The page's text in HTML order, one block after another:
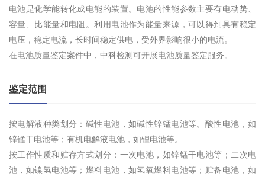
电池是化学能转化成电能的装置。电池的性能参数主要有电动势、
容量、比能量和电阻。利用电池作为能量来源，可以得到具有稳定
电压，稳定电流，长时间稳定供电，受外界影响很小的电流。
在电池质量鉴定案件中，中科检测可开展电池质量鉴定服务。
鉴定范围
按电解液种类划分：碱性电池，如碱性锌锰电池等。酸性电池，如
锌锰干电池等；有机电解液电池，如锂电池等。
按工作性质和贮存方式划分：一次电池，如锌锰干电池等；二次电
池，如镍氢电池等；燃料电池，如氢氧燃料电池等；贮备电池，如